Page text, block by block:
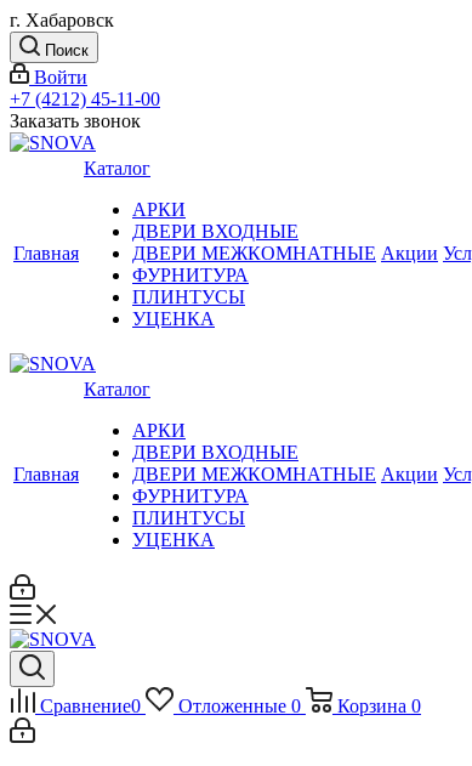
г. Хабаровск
Поиск
Войти
+7 (4212) 45-11-00
Заказать звонок
Главная
Каталог
АРКИ
ДВЕРИ ВХОДНЫЕ
ДВЕРИ МЕЖКОМНАТНЫЕ
ФУРНИТУРА
ПЛИНТУСЫ
УЦЕНКА
Акции
Главная
Каталог
АРКИ
ДВЕРИ ВХОДНЫЕ
ДВЕРИ МЕЖКОМНАТНЫЕ
ФУРНИТУРА
ПЛИНТУСЫ
УЦЕНКА
Акции
Сравнение0 Отложенные 0 Корзина 0